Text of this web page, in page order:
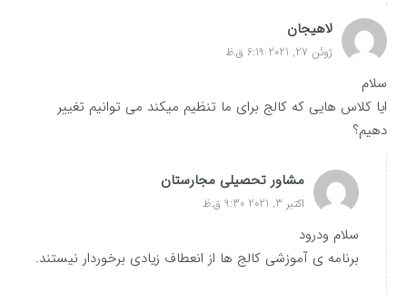
لاهیجان
ژوئن 27, 2021 6:19 ق.ظ
سلام
ایا کلاس هایی که کالج برای ما تنظیم میکند می توانیم تغییر
دهیم؟
مشاور تحصیلی مجارستان
اکتبر 3, 2021 9:30 ق.ظ
سلام ودرود
برنامه ی آموزشی کالج ها از انعطاف زیادی برخوردار نیستند.